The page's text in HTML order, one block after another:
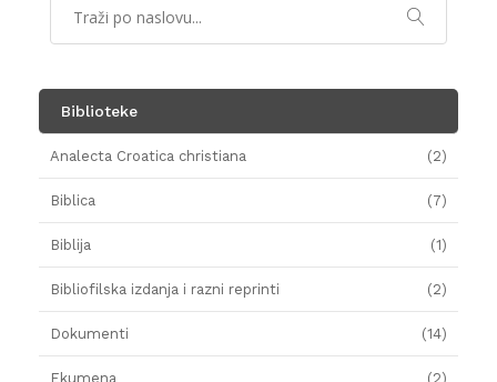
Biblioteke
Analecta Croatica christiana (2)
Biblica (7)
Biblija (1)
Bibliofilska izdanja i razni reprinti (2)
Dokumenti (14)
Ekumena (2)